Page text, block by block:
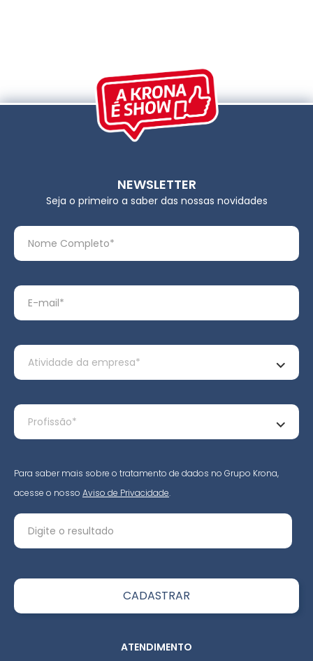
NEWSLETTER
Seja o primeiro a saber das nossas novidades
Para saber mais sobre o tratamento de dados no Grupo Krona,
acesse o nosso Aviso de Privacidade.
ATENDIMENTO